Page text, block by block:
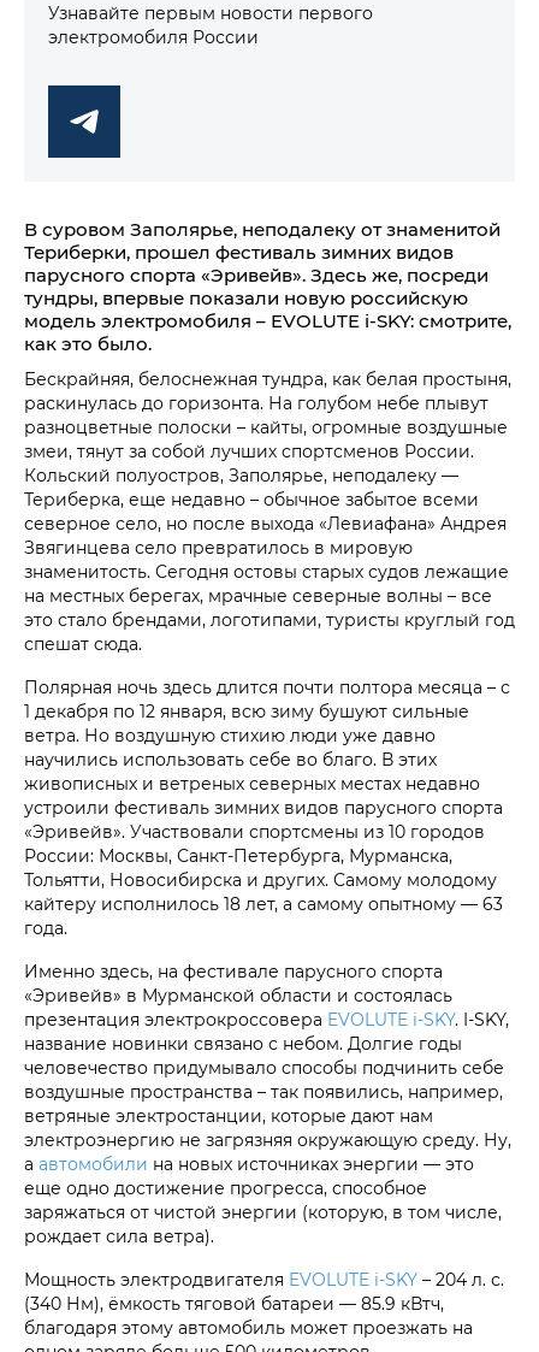
Узнавайте первым новости первого
электромобиля России
В суровом Заполярье, неподалеку от знаменитой
Териберки, прошел фестиваль зимних видов
парусного спорта «Эривейв». Здесь же, посреди
тундры, впервые показали новую российскую
модель электромобиля – EVOLUTE i‑SKY: смотрите,
как это было.
Бескрайняя, белоснежная тундра, как белая простыня,
раскинулась до горизонта. На голубом небе плывут
разноцветные полоски – кайты, огромные воздушные
змеи, тянут за собой лучших спортсменов России.
Кольский полуостров, Заполярье, неподалеку —
Териберка, еще недавно – обычное забытое всеми
северное село, но после выхода «Левиафана» Андрея
Звягинцева село превратилось в мировую
знаменитость. Сегодня остовы старых судов лежащие
на местных берегах, мрачные северные волны – все
это стало брендами, логотипами, туристы круглый год
спешат сюда.
Полярная ночь здесь длится почти полтора месяца – с
1 декабря по 12 января, всю зиму бушуют сильные
ветра. Но воздушную стихию люди уже давно
научились использовать себе во благо. В этих
живописных и ветреных северных местах недавно
устроили фестиваль зимних видов парусного спорта
«Эривейв». Участвовали спортсмены из 10 городов
России: Москвы, Санкт-Петербурга, Мурманска,
Тольятти, Новосибирска и других. Самому молодому
кайтеру исполнилось 18 лет, а самому опытному — 63
года.
Именно здесь, на фестивале парусного спорта
«Эривейв» в Мурманской области и состоялась
презентация электрокроссовера EVOLUTE i‑SKY. I-SKY,
название новинки связано с небом. Долгие годы
человечество придумывало способы подчинить себе
воздушные пространства – так появились, например,
ветряные электростанции, которые дают нам
электроэнергию не загрязняя окружающую среду. Ну,
а автомобили на новых источниках энергии — это
еще одно достижение прогресса, способное
заряжаться от чистой энергии (которую, в том числе,
рождает сила ветра).
Мощность электродвигателя EVOLUTE i‑SKY – 204 л. с.
(340 Нм), ёмкость тяговой батареи — 85.9 кВтч,
благодаря этому автомобиль может проезжать на